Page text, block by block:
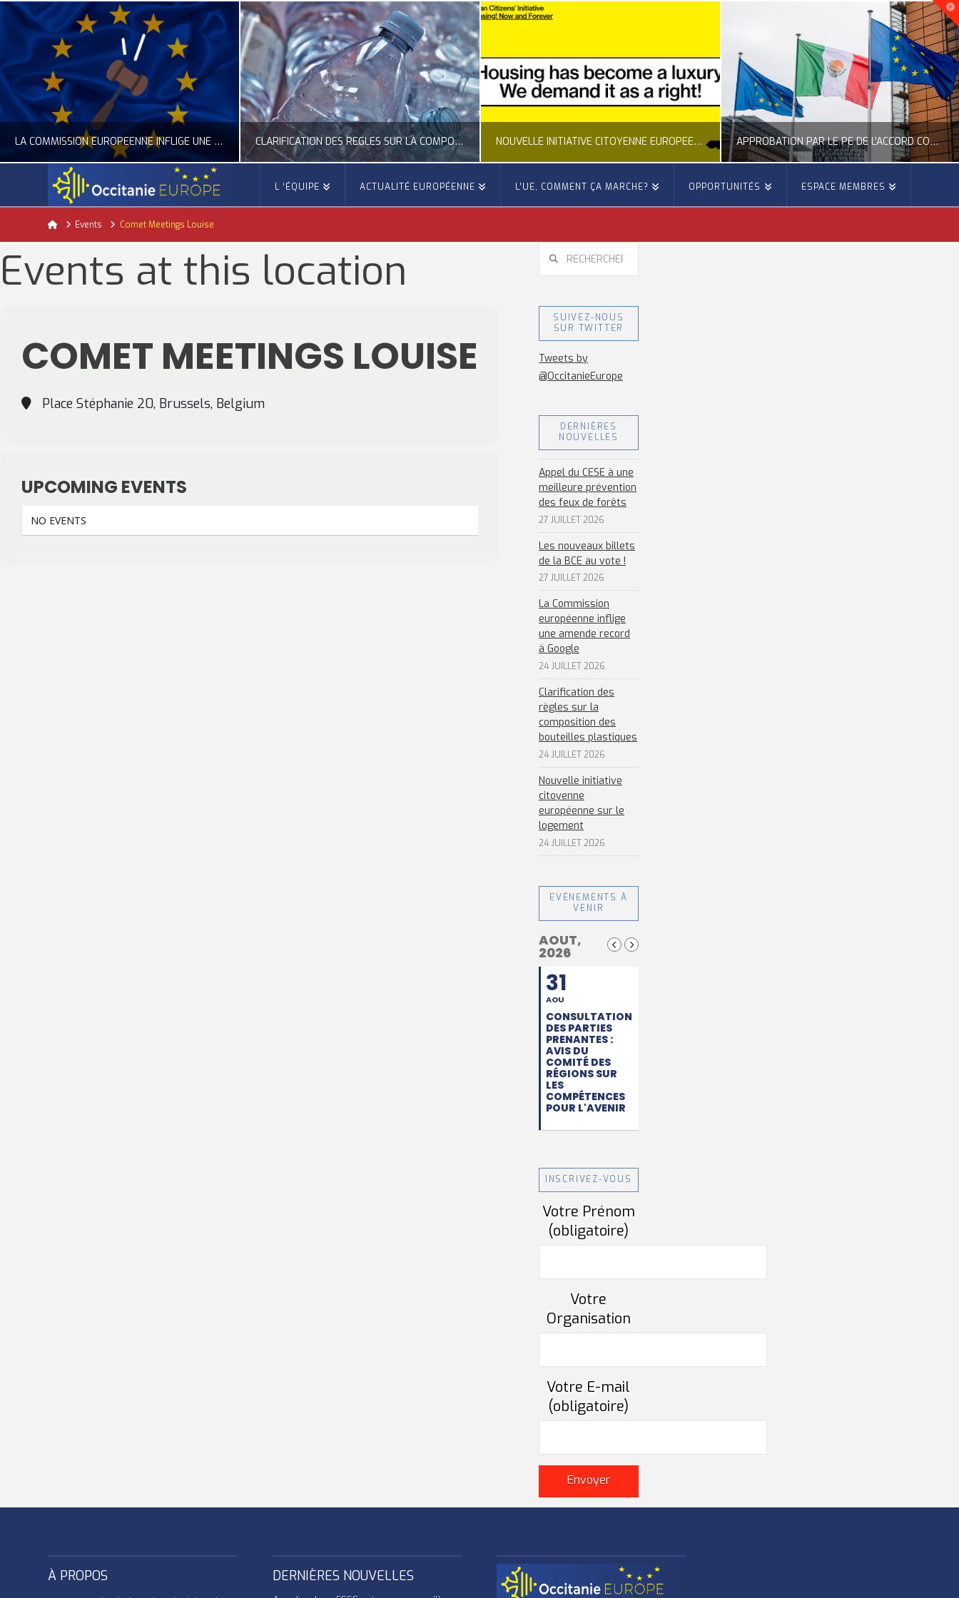
LA COMMISSION EUROPÉENNE INFLIGE UNE AMENDE RECORD À GOOGLE
ACTUALITÉ DE L'UNION EUROPÉENNE, ACTUALITÉ DE LA REPRÉSENTATION D’OCCITANIE EUROPE, NUMÉRIQUE- DIGITAL
JUILLET 24, 2026
CLARIFICATION DES RÈGLES SUR LA COMPOSITION DES BOUTEILLES PLASTIQUES
ACTUALITÉ DE L'UNION EUROPÉENNE, ACTUALITÉ DE LA REPRÉSENTATION D’OCCITANIE EUROPE, ECONOMIE CIRCULAIRE, ÉNERGIE - ENVIRONNEMENT - CLIMAT
JUILLET 24, 2026
NOUVELLE INITIATIVE CITOYENNE EUROPÉENNE SUR LE LOGEMENT
ACTUALITÉ DE L'UNION EUROPÉENNE, ACTUALITÉ DE LA REPRÉSENTATION D’OCCITANIE EUROPE, CITOYENNETÉ, LOGEMENT
JUILLET 24, 2026
APPROBATION PAR LE PE DE L’ACCORD COMMERCIAL ENTRE L’UE ET LE MEXIQUE
ACTION EXTÉRIEURE, ACTUALITÉ DE L'UNION EUROPÉENNE
L ‘ÉQUIPE ACTUALITÉ EUROPÉENNE L’UE, COMMENT ÇA MARCHE? OPPORTUNITÉS ESPACE MEMBRES
HomeEvents Comet Meetings Louise
Events at this location
COMET MEETINGS LOUISE
Place Stéphanie 20, Brussels, Belgium
UPCOMING EVENTS
NO EVENTS
SUIVEZ-NOUS
SUR TWITTER
Tweets by
@OccitanieEurope
DERNIÈRES
NOUVELLES
Appel du CESE à une
meilleure prévention
des feux de forêts
27 JUILLET 2026
Les nouveaux billets
de la BCE au vote !
27 JUILLET 2026
La Commission
européenne inflige
une amende record
à Google
24 JUILLET 2026
Clarification des
règles sur la
composition des
bouteilles plastiques
24 JUILLET 2026
Nouvelle initiative
citoyenne
européenne sur le
logement
24 JUILLET 2026
EVÈNEMENTS À
VENIR
AOUT,
2026
31
AOU
CONSULTATION
DES PARTIES
PRENANTES :
AVIS DU
COMITÉ DES
RÉGIONS SUR
LES
COMPÉTENCES
POUR L'AVENIR
INSCRIVEZ-VOUS
Votre Prénom
(obligatoire)
Votre
Organisation
Votre E-mail
(obligatoire)
À PROPOS DERNIÈRES NOUVELLES